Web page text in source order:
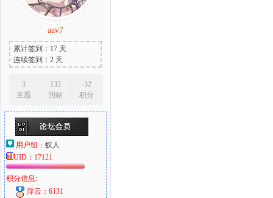
aav7
累计签到：17 天
连续签到：2 天
3
主题
132
回帖
-32
积分
用户组： 蚁人
UID： 17121
积分信息:
浮云：6131